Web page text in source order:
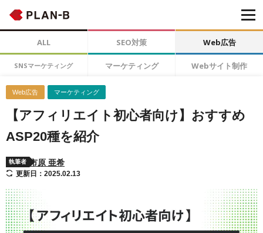
ALL SEO対策 Web広告
SNSマーケティング マーケティング Webサイト制作
Web広告 マーケティング
【アフィリエイト初心者向け】おすすめ
ASP20種を紹介
執筆者 市原 亜希
更新日：2025.02.13